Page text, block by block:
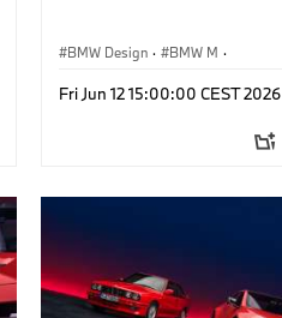
BMW Design · BMW M ·
Fri Jun 12 15:00:00 CEST 2026